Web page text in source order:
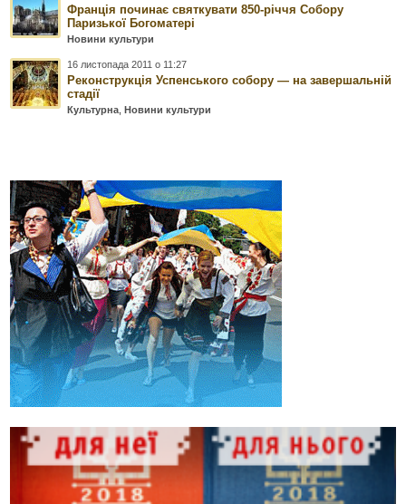
Франція починає святкувати 850-річчя Собору
Паризької Богоматері
Новини культури
16 листопада 2011 о 11:27
Реконструкція Успенського собору — на завершальній
стадії
Культурна ,Новини культури